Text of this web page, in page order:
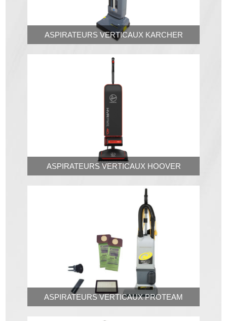
ASPIRATEURS VERTICAUX KARCHER
ASPIRATEURS VERTICAUX HOOVER
ASPIRATEURS VERTICAUX PROTEAM